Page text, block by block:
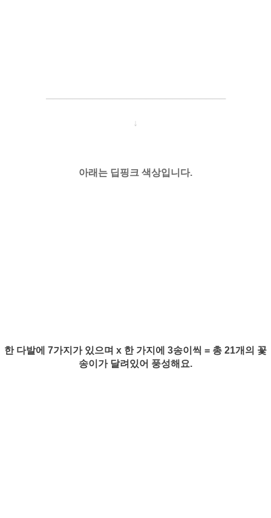
───────────────────────────
↓
아래는 딥핑크 색상입니다.
한 다발에 7가지가 있으며 x 한 가지에 3송이씩 = 총 21개의 꽃
송이가 달려있어 풍성해요.